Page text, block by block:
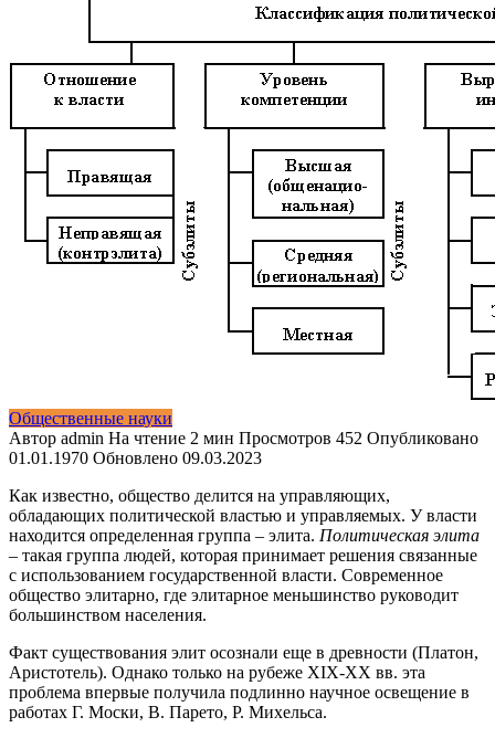
Общественные науки
Автор admin На чтение 2 мин Просмотров 452 Опубликовано
01.01.1970 Обновлено 09.03.2023
Как известно, общество делится на управляющих,
обладающих политической властью и управляемых. У власти
находится определенная группа – элита. Политическая элита
– такая группа людей, которая принимает решения связанные
с использованием государственной власти. Современное
общество элитарно, где элитарное меньшинство руководит
большинством населения.
Факт существования элит осознали еще в древности (Платон,
Аристотель). Однако только на рубеже XIX-XX вв. эта
проблема впервые получила подлинно научное освещение в
работах Г. Моски, В. Парето, Р. Михельса.